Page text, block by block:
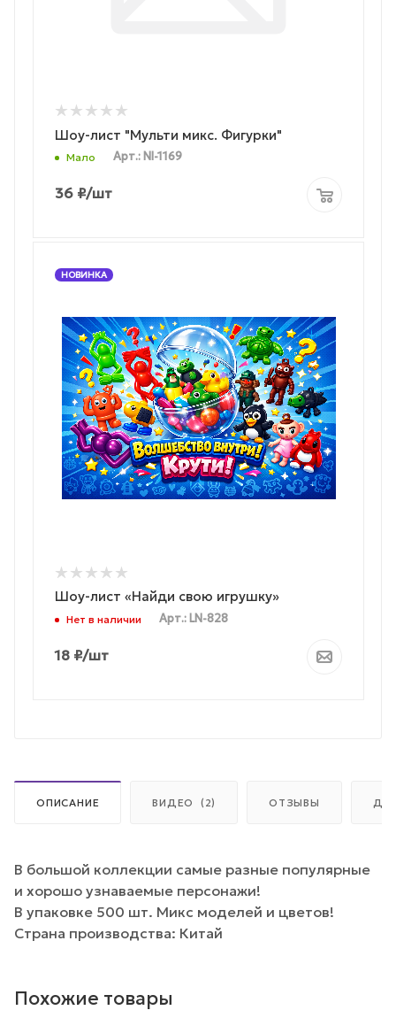
Шоу-лист "Мульти микс. Фигурки"
Мало Арт.: NI-1169
36 ₽/шт
НОВИНКА
Шоу-лист «Найди свою игрушку»
Нет в наличии Арт.: LN-828
18 ₽/шт
ОПИСАНИЕ ВИДЕО (2) ОТЗЫВЫ
В большой коллекции самые разные популярные
и хорошо узнаваемые персонажи!
В упаковке 500 шт. Микс моделей и цветов!
Страна производства: Китай
Похожие товары